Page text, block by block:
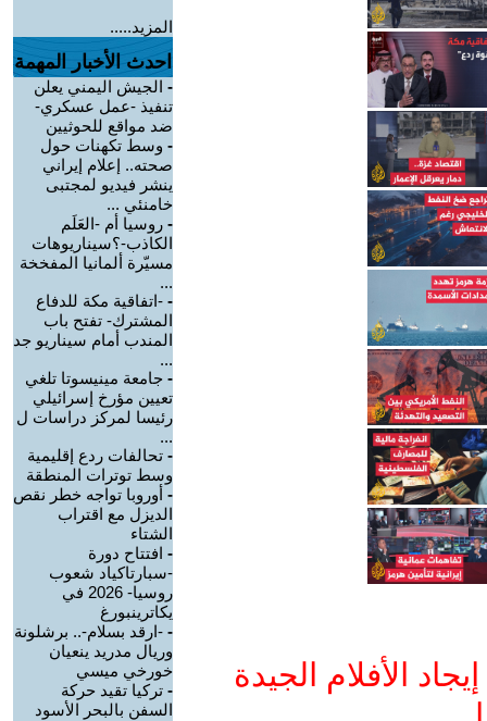
الأفلام الجيدة
المزيد.....
احدث الأخبار المهمة
- الجيش اليمني يعلن
تنفيذ -عمل عسكري-
ضد مواقع للحوثيين
- وسط تكهنات حول
صحته.. إعلام إيراني
ينشر فيديو لمجتبى
خامنئي ...
- روسيا أم -العَلَم
الكاذب-؟سيناريوهات
مسيّرة ألمانيا المفخخة
...
- -اتفاقية مكة للدفاع
المشترك- تفتح باب
المندب أمام سيناريو جد
...
- جامعة مينيسوتا تلغي
تعيين مؤرخ إسرائيلي
رئيسا لمركز دراسات ل
...
- تحالفات ردع إقليمية
وسط توترات المنطقة
- أوروبا تواجه خطر نقص
الديزل مع اقتراب
الشتاء
- افتتاح دورة
-سبارتاكياد شعوب
روسيا- 2026 في
يكاترينبورغ
- -ارقد بسلام-.. برشلونة
وريال مدريد ينعيان
خورخي ميسي
- تركيا تقيد حركة
السفن بالبحر الأسود